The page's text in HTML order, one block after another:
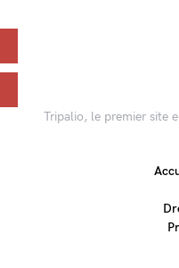
Tripalio, le premier site